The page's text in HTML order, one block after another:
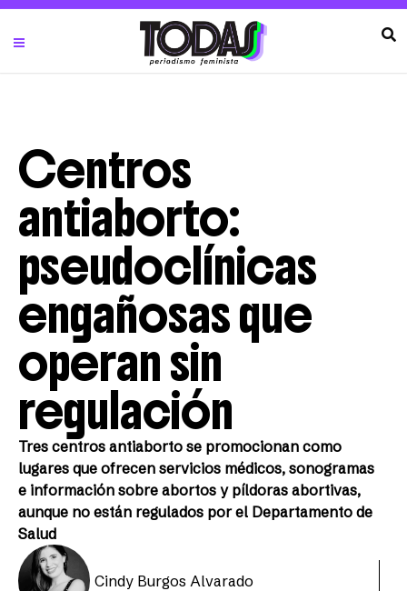
Centros
antiaborto:
pseudoclínicas
engañosas que
operan sin
regulación
Tres centros antiaborto se promocionan como
lugares que ofrecen servicios médicos, sonogramas
e información sobre abortos y píldoras abortivas,
aunque no están regulados por el Departamento de
Salud
Cindy Burgos Alvarado